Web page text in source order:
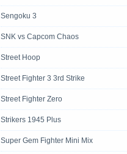
Sengoku 3
SNK vs Capcom Chaos
Street Hoop
Street Fighter 3 3rd Strike
Street Fighter Zero
Strikers 1945 Plus
Super Gem Fighter Mini Mix